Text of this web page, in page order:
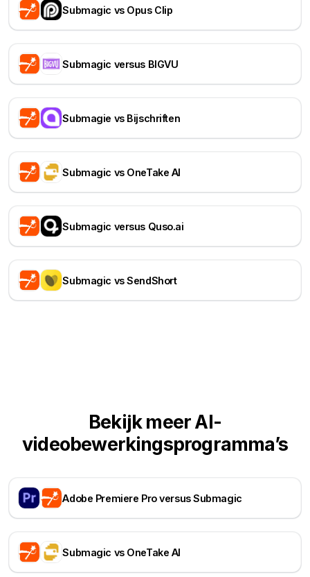
Submagic vs Opus Clip
Submagic versus BIGVU
Submagie vs Bijschriften
Submagic vs OneTake AI
Submagic versus Quso.ai
Submagic vs SendShort
Bekijk meer AI-
videobewerkingsprogramma’s
Adobe Premiere Pro versus Submagic
Submagic vs OneTake AI